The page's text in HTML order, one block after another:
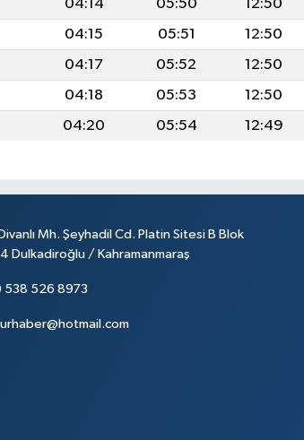
04:14 05:50 12:50
04:15 05:51 12:50
04:17 05:52 12:50
04:18 05:53 12:50
04:20 05:54 12:49
Mh. Şeyhadil Cd. Platin Sitesi B Blok
Dulkadiroğlu / Kahramanmaraş
538 526 8973